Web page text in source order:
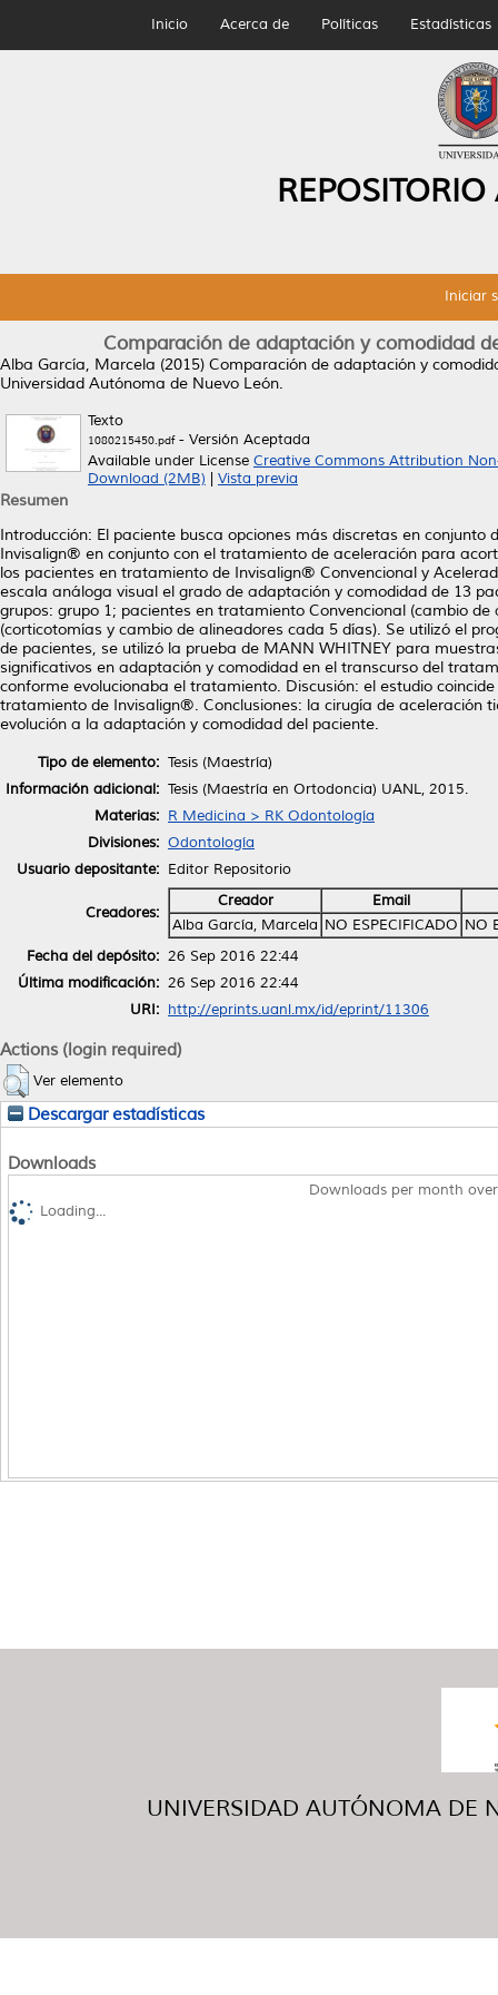
Inicio Acerca de Políticas Estadísticas
Iniciar
Comparación de adaptación y comodidad
Alba García, Marcela (2015) Comparación de adaptación y
Universidad Autónoma de Nuevo León.
Texto
1080215450.pdf- Versión Aceptada
Available under License Creative Commons Attribution
Download (2MB)
Vista previa
Resumen
Introducción: El paciente busca opciones más discretas en
Invisalign® en conjunto con el tratamiento de aceleración para
los pacientes en tratamiento de Invisalign® Convencional y
escala análoga visual el grado de adaptación y comodidad de 13
grupos: grupo 1; pacientes en tratamiento Convencional (cambio
(corticotomías y cambio de alineadores cada 5 días). Se utilizó el
de pacientes, se utilizó la prueba de MANN WHITNEY para
significativos en adaptación y comodidad en el transcurso del
conforme evolucionaba el tratamiento. Discusión: el estudio
tratamiento de Invisalign®. Conclusiones: la cirugía de
evolución a la adaptación y comodidad del paciente.
Tipo de elemento: Tesis (Maestría)
Información adicional: Tesis (Maestría en Ortodoncia) UANL, 2015.
Materias: R Medicina > RK Odontología
Divisiones: Odontología
Usuario depositante: Editor Repositorio
Creadores:
Creador
Email
Alba García, Marcela NO ESPECIFICADO NO
Fecha del depósito: 26 Sep 2016 22:44
Última modificación: 26 Sep 2016 22:44
URI: http://eprints.uanl.mx/id/eprint/11306
Actions (login required)
Ver elemento
Descargar estadísticas
Downloads
Downloads per month
Loading...
UNIVERSIDAD AUTÓNOMA DE